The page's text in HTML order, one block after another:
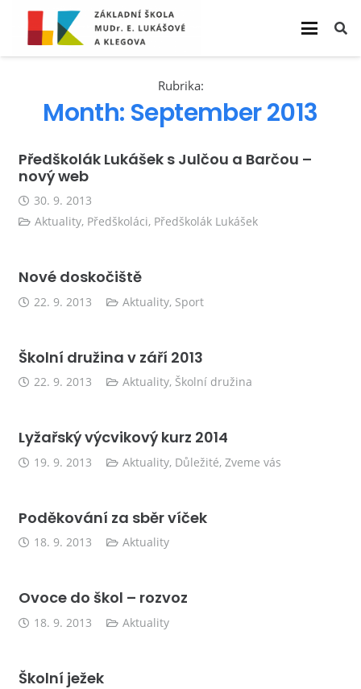
Rubrika:
Month: September 2013
Předškolák Lukášek s Julčou a Barčou –
nový web
30. 9. 2013
Aktuality, Předškoláci, Předškolák Lukášek
Nové doskočiště
22. 9. 2013 Aktuality, Sport
Školní družina v září 2013
22. 9. 2013 Aktuality, Školní družina
Lyžařský výcvikový kurz 2014
19. 9. 2013 Aktuality, Důležité,Zveme vás
Poděkování za sběr víček
18. 9. 2013 Aktuality
Ovoce do škol – rozvoz
18. 9. 2013 Aktuality
Školní ježek